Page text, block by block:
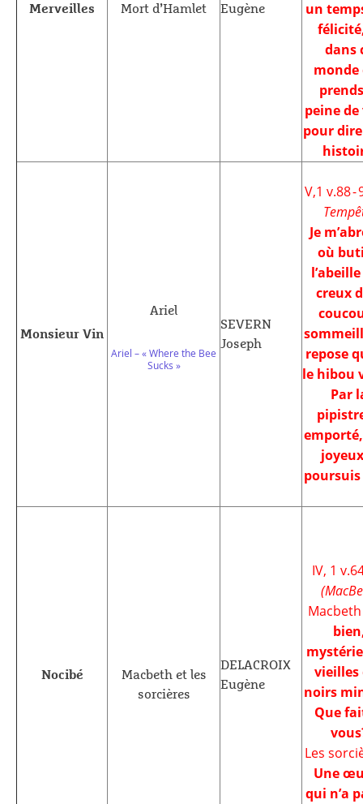
Merveilles Mort d’Hamlet Eugène
un
dans
monde
peine
pour
Monsieur Vin
Ariel
Ariel – « Where the Bee
Sucks »
SEVERN
Joseph
V,1 v.88 -
Je
où
creux
repose
le hibou
Par
poursuis
Nocibé
Macbeth et les
sorcières
DELACROIX
Eugène
IV, 1
vieilles
noirs
Que
Les
Une
qui n’a